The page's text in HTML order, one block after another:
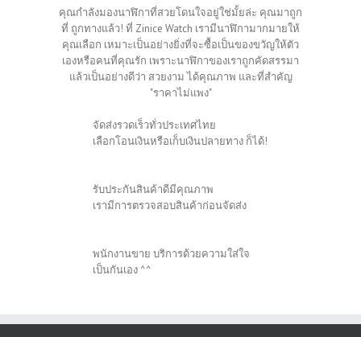
คุณกำลังมองนาฬิกาที่สวยโดนใจอยู่ใช่มั้ยล่ะ คุณมาถูก
ที่ ถูกทางแล้ว! ที่ Zinice Watch เรามีนาฬิกามากมายให้
คุณเลือก เหมาะเป็นอย่างยิ่งที่จะซื้อเป็นของขวัญให้ตัว
เองหรือคนที่คุณรัก เพราะนาฬิกาของเราถูกคัดสรรมา
แล้วเป็นอย่างดีว่า สวยงาม ได้คุณภาพ และที่สำคัญ
"ราคาไม่แพง"
จัดส่งรวดเร็วทั่วประเทศไทย
เลือกโอนเงินหรือเก็บเงินปลายทาง ก็ได้!
รับประกันสินค้าดีมีคุณภาพ
เรามีการตรวจสอบสินค้าก่อนจัดส่ง
พนักงานขาย บริการด้วยความใส่ใจ
เป็นกันเอง ^^